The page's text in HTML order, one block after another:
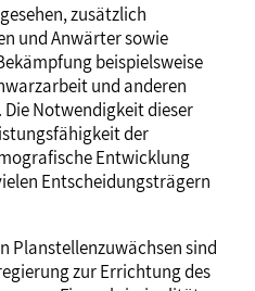
zusätzlich
und Anwärter sowie
beispielsweise
und anderen
Notwendigkeit dieser
der
Entwicklung
Entscheidungsträgern
Planstellenzuwächsen sind
zur Errichtung des